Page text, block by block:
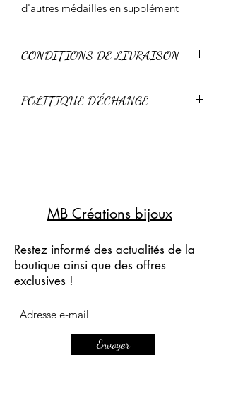
d'autres médailles en supplément
CONDITIONS DE LIVRAISON
POLITIQUE D'ÉCHANGE
MB Créations bijoux
Restez informé des actualités de la
boutique ainsi que des offres
exclusives !
Envoyer